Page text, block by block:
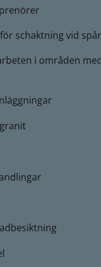
schaktning vid spår
i områden